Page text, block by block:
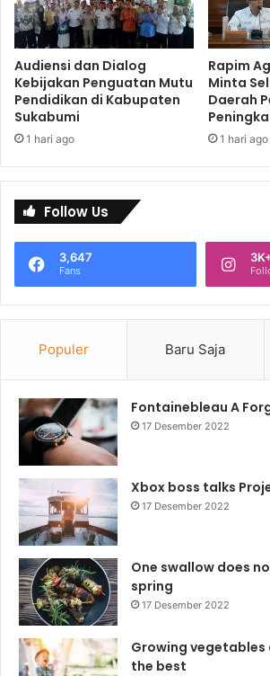
Audiensi dan Dialog
Kebijakan Penguatan Mutu
Pendidikan di Kabupaten
Sukabumi
1 hari ago
Rapim
Minta
Daerah
1 hari ago
Follow Us
3,647
Fans
Populer Baru Saja
Fontainebleau A
17 Desember 2022
Xbox boss talks
17 Desember 2022
One swallow does
spring
17 Desember 2022
Growing vegetables
the best